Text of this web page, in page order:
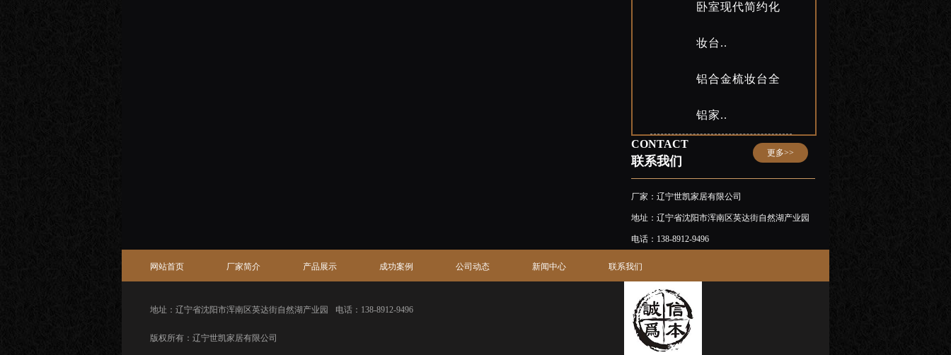
卧室现代简约化
妆台..
铝合金梳妆台全
铝家..
CONTACT
联系我们
更多>>
厂家：辽宁世凯家居有限公司
地址：辽宁省沈阳市浑南区英达街自然湖产业园
电话：138-8912-9496
网站首页 厂家简介 产品展示 成功案例 公司动态 新闻中心 联系我们
地址：辽宁省沈阳市浑南区英达街自然湖产业园 电话：138-8912-9496
版权所有：辽宁世凯家居有限公司